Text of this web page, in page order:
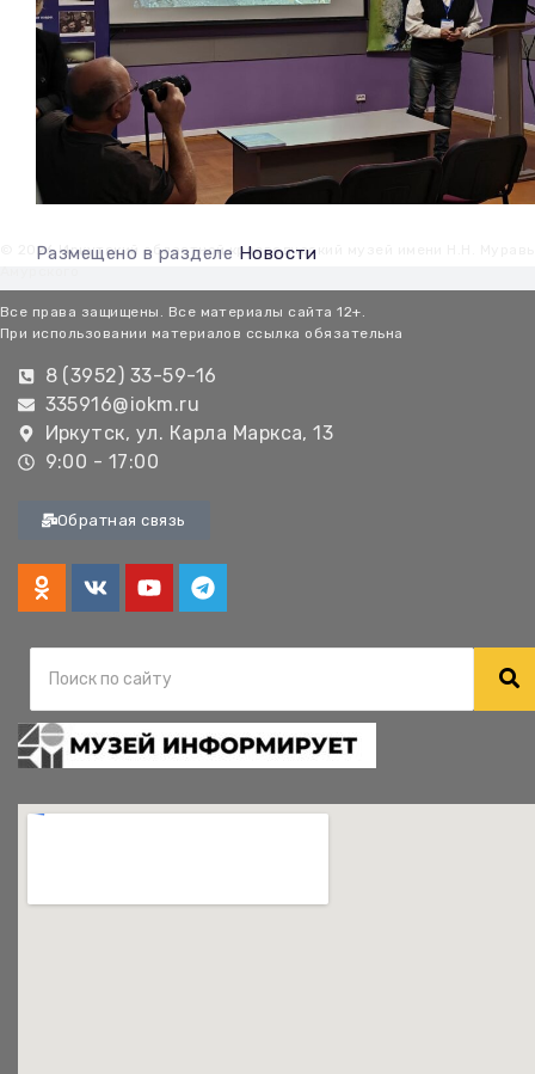
Размещено в разделе Новости
© 2026 Иркутский областной краеведческий музей имени Н.Н.
Все права защищены. Все материалы сайта 12+.
При использовании материалов ссылка обязательна
8 (3952) 33-59-16
335916@iokm.ru
Иркутск, ул. Карла Маркса, 13
9:00 - 17:00
Обратная связь